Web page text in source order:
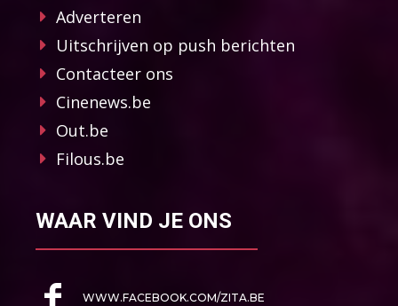
Adverteren
Uitschrijven op push berichten
Contacteer ons
Cinenews.be
Out.be
Filous.be
WAAR VIND JE ONS
WWW.FACEBOOK.COM/ZITA.BE